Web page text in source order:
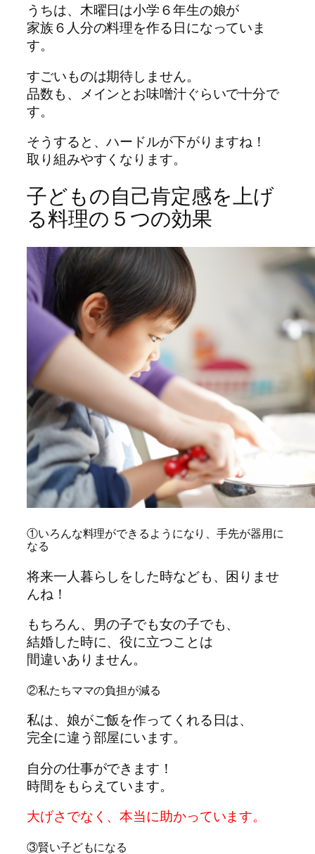
うちは、木曜日は小学６年生の娘が
家族６人分の料理を作る日になっていま
す。
すごいものは期待しません。
品数も、メインとお味噌汁ぐらいで十分で
す。
そうすると、ハードルが下がりますね！
取り組みやすくなります。
子どもの自己肯定感を上げ
る料理の５つの効果
①いろんな料理ができるようになり、手先が器用に
なる
将来一人暮らしをした時なども、困りませ
んね！
もちろん、男の子でも女の子でも、
結婚した時に、役に立つことは
間違いありません。
②私たちママの負担が減る
私は、娘がご飯を作ってくれる日は、
完全に違う部屋にいます。
自分の仕事ができます！
時間をもらえています。
大げさでなく、本当に助かっています。
③賢い子どもになる